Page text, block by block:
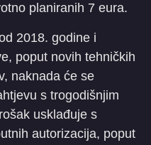
planiranih 7 eura.
2018. godine i
poput novih tehničkih
naknada će se
s trogodišnjim
usklađuje s
autorizacija, poput